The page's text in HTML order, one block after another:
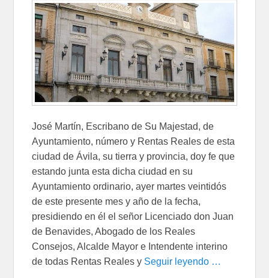
José Martín, Escribano de Su Majestad, de
Ayuntamiento, número y Rentas Reales de esta
ciudad de Ávila, su tierra y provincia, doy fe que
estando junta esta dicha ciudad en su
Ayuntamiento ordinario, ayer martes veintidós
de este presente mes y año de la fecha,
presidiendo en él el señor Licenciado don Juan
de Benavides, Abogado de los Reales
Consejos, Alcalde Mayor e Intendente interino
de todas Rentas Reales y Seguir leyendo …